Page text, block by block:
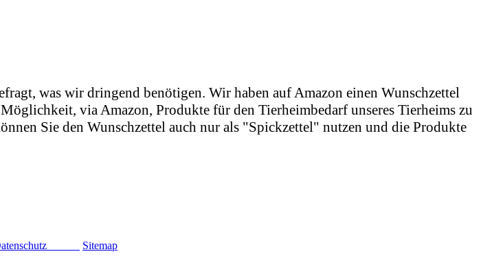
was wir dringend benötigen. Wir haben auf Amazon einen Wunschzettel
via Amazon, Produkte für den Tierheimbedarf unseres Tierheims zu
Sie den Wunschzettel auch nur als "Spickzettel" nutzen und die Produkte
Sitemap